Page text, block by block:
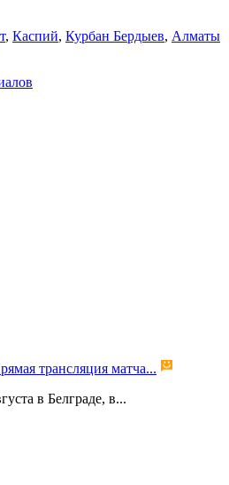
, Каспий, Курбан Бердыев, Алматы
трансляция матча...
в Белграде, в...